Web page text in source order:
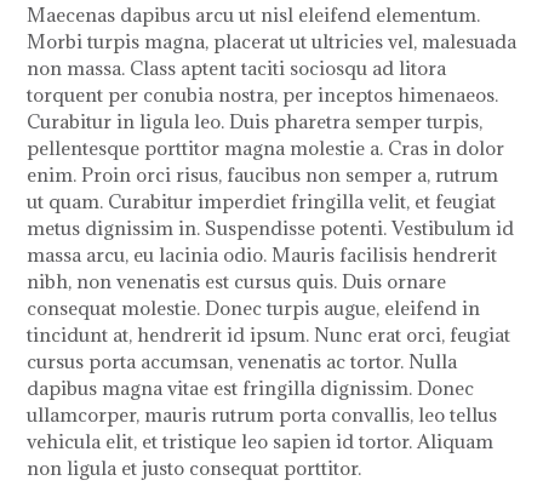
Maecenas dapibus arcu ut nisl eleifend elementum.
Morbi turpis magna, placerat ut ultricies vel, malesuada
non massa. Class aptent taciti sociosqu ad litora
torquent per conubia nostra, per inceptos himenaeos.
Curabitur in ligula leo. Duis pharetra semper turpis,
pellentesque porttitor magna molestie a. Cras in dolor
enim. Proin orci risus, faucibus non semper a, rutrum
ut quam. Curabitur imperdiet fringilla velit, et feugiat
metus dignissim in. Suspendisse potenti. Vestibulum id
massa arcu, eu lacinia odio. Mauris facilisis hendrerit
nibh, non venenatis est cursus quis. Duis ornare
consequat molestie. Donec turpis augue, eleifend in
tincidunt at, hendrerit id ipsum. Nunc erat orci, feugiat
cursus porta accumsan, venenatis ac tortor. Nulla
dapibus magna vitae est fringilla dignissim. Donec
ullamcorper, mauris rutrum porta convallis, leo tellus
vehicula elit, et tristique leo sapien id tortor. Aliquam
non ligula et justo consequat porttitor.